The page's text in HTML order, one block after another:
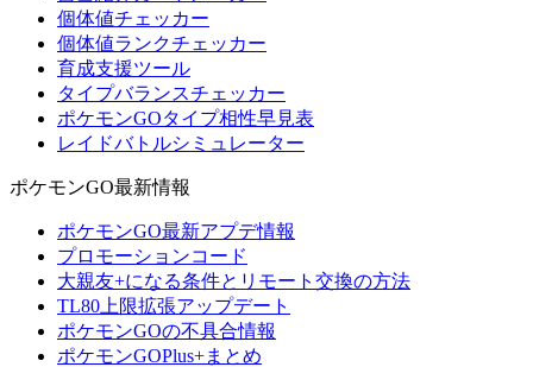
個体値チェッカー
個体値ランクチェッカー
育成支援ツール
タイプバランスチェッカー
ポケモンGOタイプ相性早見表
レイドバトルシミュレーター
ポケモンGO最新情報
ポケモンGO最新アプデ情報
プロモーションコード
大親友+になる条件とリモート交換の方法
TL80上限拡張アップデート
ポケモンGOの不具合情報
ポケモンGOPlus+まとめ